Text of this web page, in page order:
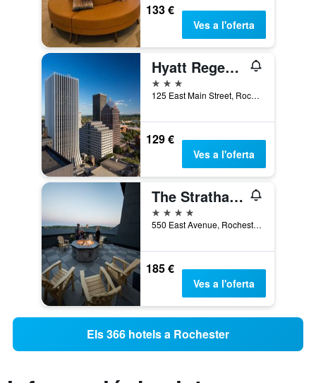
133 €
Ves a l'oferta
Hyatt Regency Rochester
3 estrelles
125 East Main Street, Rochester, NY, Estats Units
129 €
Ves a l'oferta
The Strathallan Rochester Hotel & Spa, Tapestry by Hilton
4 estrelles
550 East Avenue, Rochester, NY, Estats Units
185 €
Ves a l'oferta
Els 366 hotels a Rochester